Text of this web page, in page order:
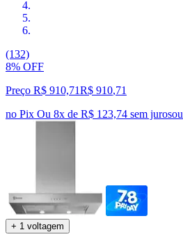
(132)
8% OFF
Preço R$ 910,71R$ 910,71
no Pix Ou 8x de R$ 123,74 sem jurosou
+ 1 voltagem